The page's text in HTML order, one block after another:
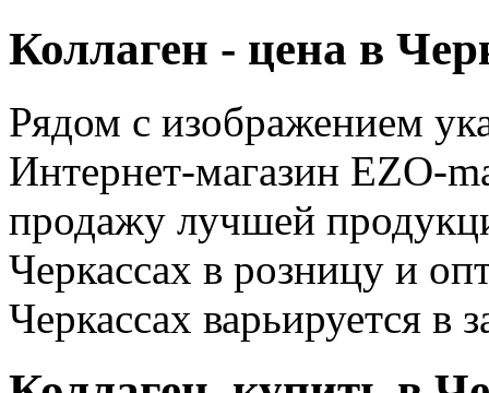
Коллаген - цена в
Рядом с изображением
Интернет-магазин EZO-
продажу лучшей
Черкассах в розницу и
Черкассах варьируется в